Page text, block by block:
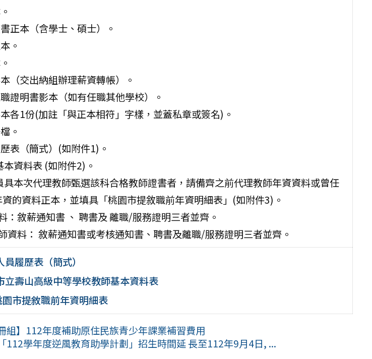
正本（含學士、碩士）。
。
（交出納組辦理薪資轉帳）。
證明書影本（如有任職其他學校）。
各1份(加註「與正本相符」字樣，並蓋私章或簽名)。
。
表（簡式）(如附件1)。
資料表 (如附件2)。
具本次代理教師甄選該科合格教師證書者，請備齊之前代理教師年資資料或曾任
的資料正本，並填具「桃園市提敘職前年資明細表」(如附件3)。
：敘薪通知書 、 聘書及 離職/服務證明三者並齊。
資料： 敘薪通知書或考核通知書、聘書及離職/服務證明三者並齊。
履歷表（簡式）
立壽山高級中等學校教師基本資料表
市提敘職前年資明細表
冊組】112年度補助原住民族青少年課業補習費用
112學年度逆風教育助學計劃」招生時間延 長至112年9月4日, ...